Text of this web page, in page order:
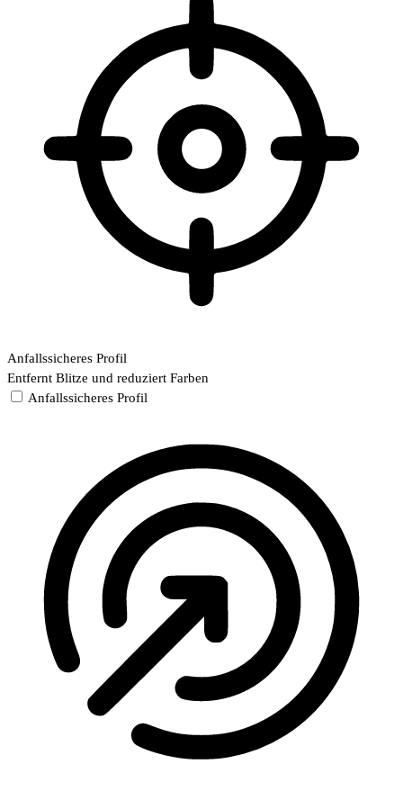
Anfallssicheres Profil
Entfernt Blitze und reduziert Farben
Anfallssicheres Profil